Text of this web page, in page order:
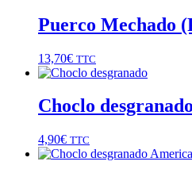
Puerco Mechado
13,70€ TTC
Choclo desgranado
4,90€ TTC